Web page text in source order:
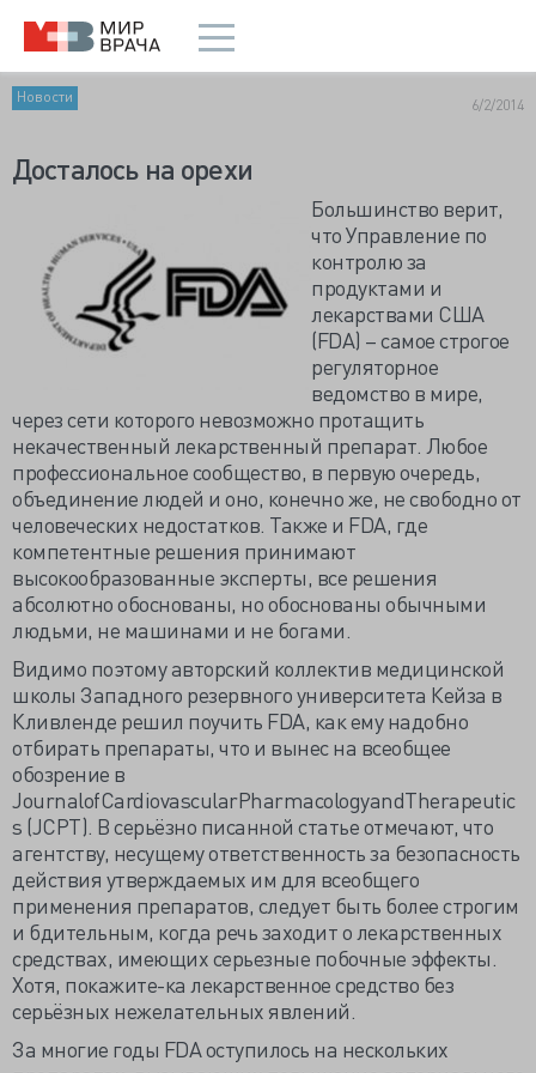
Новости 6/2/2014
Досталось на орехи
Большинство верит,
что Управление по
контролю за
продуктами и
лекарствами США
(FDA) – самое строгое
регуляторное
ведомство в мире,
через сети которого невозможно протащить
некачественный лекарственный препарат. Любое
профессиональное сообщество, в первую очередь,
объединение людей и оно, конечно же, не свободно от
человеческих недостатков. Также и FDA, где
компетентные решения принимают
высокообразованные эксперты, все решения
абсолютно обоснованы, но обоснованы обычными
людьми, не машинами и не богами.
Видимо поэтому авторский коллектив медицинской
школы Западного резервного университета Кейза в
Кливленде решил поучить FDA, как ему надобно
отбирать препараты, что и вынес на всеобщее
обозрение в
JournalofCardiovascularPharmacologyandTherapeutic
s (JCPT). В серьёзно писанной статье отмечают, что
агентству, несущему ответственность за безопасность
действия утверждаемых им для всеобщего
применения препаратов, следует быть более строгим
и бдительным, когда речь заходит о лекарственных
средствах, имеющих серьезные побочные эффекты.
Хотя, покажите-ка лекарственное средство без
серьёзных нежелательных явлений.
За многие годы FDA оступилось на нескольких